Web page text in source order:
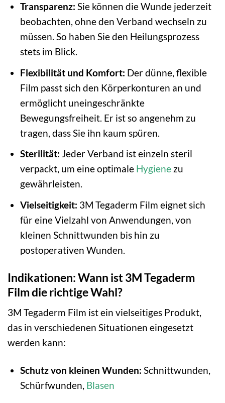
Transparenz: Sie können die Wunde jederzeit
beobachten, ohne den Verband wechseln zu
müssen. So haben Sie den Heilungsprozess
stets im Blick.
Flexibilität und Komfort: Der dünne, flexible
Film passt sich den Körperkonturen an und
ermöglicht uneingeschränkte
Bewegungsfreiheit. Er ist so angenehm zu
tragen, dass Sie ihn kaum spüren.
Sterilität: Jeder Verband ist einzeln steril
verpackt, um eine optimale Hygienezu
gewährleisten.
Vielseitigkeit: 3M Tegaderm Film eignet sich
für eine Vielzahl von Anwendungen, von
kleinen Schnittwunden bis hin zu
postoperativen Wunden.
Indikationen: Wann ist 3M Tegaderm
Film die richtige Wahl?
3M Tegaderm Film ist ein vielseitiges Produkt,
das in verschiedenen Situationen eingesetzt
werden kann:
Schutz von kleinen Wunden: Schnittwunden,
Schürfwunden, Blasen